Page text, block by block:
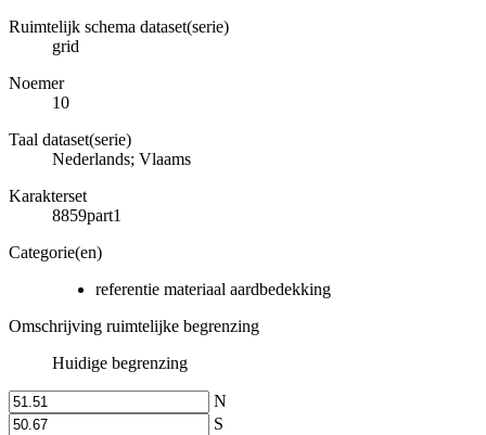
Ruimtelijk schema dataset(serie)
grid
Noemer
10
Taal dataset(serie)
Nederlands; Vlaams
Karakterset
8859part1
Categorie(en)
referentie materiaal aardbedekking
Omschrijving ruimtelijke begrenzing
Huidige begrenzing
N
S